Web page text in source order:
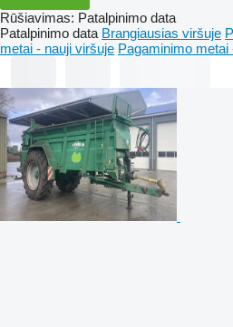
Rūšiavimas: Patalpinimo data
Patalpinimo data Brangiausias viršuje
metai - nauji viršuje Pagaminimo